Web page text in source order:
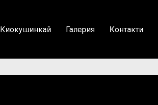
Киокушинкай Галерия Контакти